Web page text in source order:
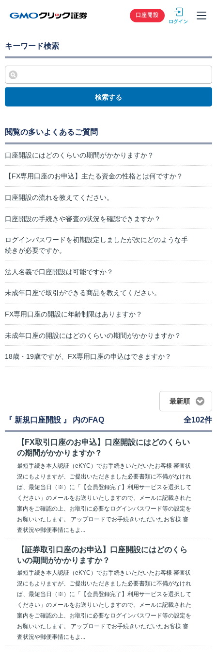
GMOクリック
口座開設
キーワード検索
検索する
閲覧の多いよくあるご質問
口座開設にはどのくらいの期間がかかりますか？
【FX専用口座のお申込】主たる資金の性格とは何ですか？
口座開設の流れを教えてください。
口座開設の手続きや審査の状況を確認できますか？
ログインパスワードを初期設定しましたが次にどのような手
続きが必要ですか。
法人名義で口座開設は可能ですか？
未成年口座で取引ができる商品を教えてください。
FX専用口座の開設に年齢制限はありますか？
未成年口座の開設にはどのくらいの期間がかかりますか？
18歳・19歳ですが、FX専用口座の申込はできますか？
最新順
『 新規口座開設 』 内のFAQ 全102件
【FX取引口座のお申込】口座開設にはどのくらい
の期間がかかりますか？
最短手続き本人認証（eKYC）でお手続きいただいたお客様 審査状
況にもよりますが、ご提出いただきました必要書類に不備がなけれ
ば、最短当日（※）に「【会員登録完了】利用サービスを選択して
ください」のメールをお送りいたしますので、メールに記載された
案内をご確認の上、お取引に必要なログインパスワード等の設定を
お願いいたします。 アップロードでお手続きいただいたお客様 審
査状況や郵便事情にもよ...
【証券取引口座のお申込】口座開設にはどのくら
いの期間がかかりますか？
最短手続き本人認証（eKYC）でお手続きいただいたお客様 審査状
況にもよりますが、ご提出いただきました必要書類に不備がなけれ
ば、最短当日（※）に「【会員登録完了】利用サービスを選択して
ください」のメールをお送りいたしますので、メールに記載された
案内をご確認の上、お取引に必要なログインパスワード等の設定を
お願いいたします。 アップロードでお手続きいただいたお客様 審
査状況や郵便事情にもよ...